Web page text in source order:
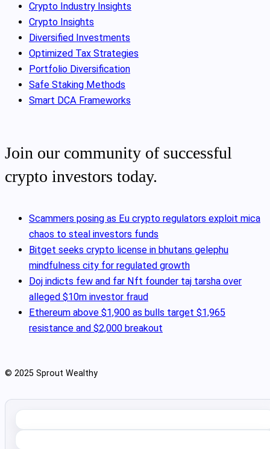
Crypto Industry Insights
Crypto Insights
Diversified Investments
Optimized Tax Strategies
Portfolio Diversification
Safe Staking Methods
Smart DCA Frameworks
Join our community of successful
crypto investors today.
Scammers posing as Eu crypto regulators exploit mica
chaos to steal investors funds
Bitget seeks crypto license in bhutans gelephu
mindfulness city for regulated growth
Doj indicts few and far Nft founder taj tarsha over
alleged $10m investor fraud
Ethereum above $1,900 as bulls target $1,965
resistance and $2,000 breakout
© 2025 Sprout Wealthy